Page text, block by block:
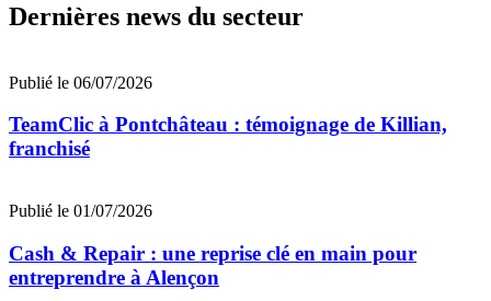
Dernières news du secteur
Publié le 06/07/2026
TeamClic à Pontchâteau : témoignage de Killian,
franchisé
Publié le 01/07/2026
Cash & Repair : une reprise clé en main pour
entreprendre à Alençon